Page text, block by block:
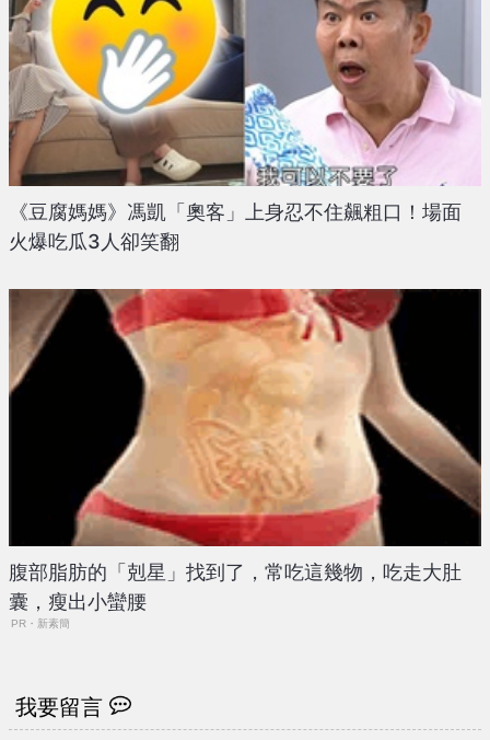
《豆腐媽媽》馮凱「奧客」上身忍不住飆粗口！場面
火爆吃瓜3人卻笑翻
腹部脂肪的「剋星」找到了，常吃這幾物，吃走大肚
囊，瘦出小蠻腰
PR・新素簡
我要留言